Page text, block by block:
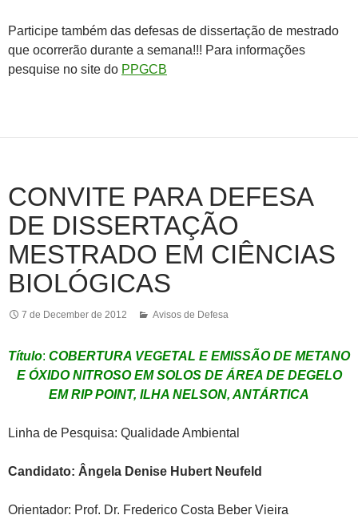
Participe também das defesas de dissertação de mestrado
que ocorrerão durante a semana!!! Para informações
pesquise no site do PPGCB
CONVITE PARA DEFESA
DE DISSERTAÇÃO
MESTRADO EM CIÊNCIAS
BIOLÓGICAS
7 de December de 2012 Avisos de Defesa
Título: COBERTURA VEGETAL E EMISSÃO DE METANO
E ÓXIDO NITROSO EM SOLOS DE ÁREA DE DEGELO
EM RIP POINT, ILHA NELSON, ANTÁRTICA
Linha de Pesquisa: Qualidade Ambiental
Candidato: Ângela Denise Hubert Neufeld
Orientador: Prof. Dr. Frederico Costa Beber Vieira